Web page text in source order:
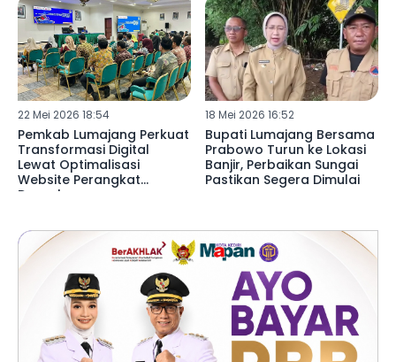
22 Mei 2026 18:54
Pemkab Lumajang Perkuat
Transformasi Digital
Lewat Optimalisasi
Website Perangkat
Daerah
18 Mei 2026 16:52
Bupati Lumajang Bersama
Prabowo Turun ke Lokasi
Banjir, Perbaikan Sungai
Pastikan Segera Dimulai ‎